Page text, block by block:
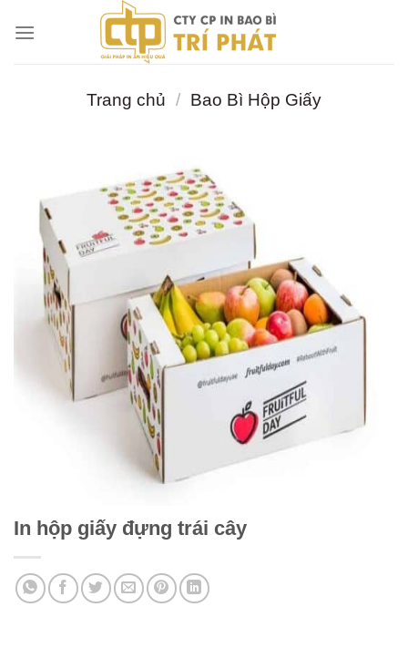
đến
Trang chủ / Bao Bì Hộp Giấy
In hộp giấy đựng trái cây